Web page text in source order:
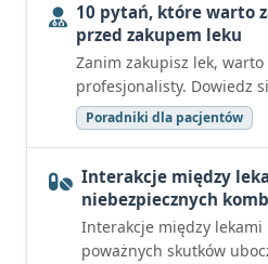
10 pytań, które warto
przed zakupem leku
Zanim zakupisz lek,
profesjonalisty. Dowiedz
Poradniki dla pacjentów
Interakcje między
niebezpiecznych
Interakcje między
poważnych skutków